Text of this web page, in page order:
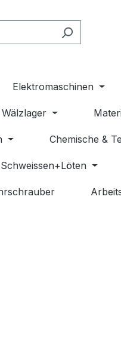
Elektromaschinen
Wälzlager
Chemische &
Schweissen+Löten